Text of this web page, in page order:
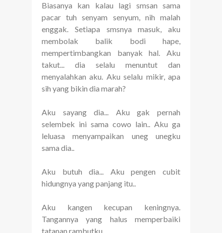
Biasanya kan kalau lagi smsan sama
pacar tuh senyam senyum, nih malah
enggak. Setiapa smsnya masuk, aku
membolak balik bodi hape,
mempertimbangkan banyak hal. Aku
takut... dia selalu menuntut dan
menyalahkan aku. Aku selalu mikir, apa
sih yang bikin dia marah?
Aku sayang dia... Aku gak pernah
selembek ini sama cowo lain.. Aku ga
leluasa menyampaikan uneg unegku
sama dia..
Aku butuh dia... Aku pengen cubit
hidungnya yang panjang itu..
Aku kangen kecupan keningnya.
Tangannya yang halus memperbaiki
tatanan rambutku.